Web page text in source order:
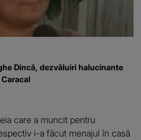
Dincă, dezvăluiri halucinante
care a muncit pentru
i-a făcut menajul în casă